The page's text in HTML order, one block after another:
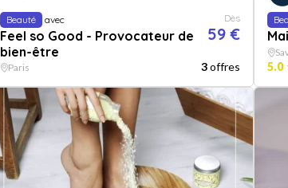
Beauté avec
Feel so Good - Provocateur de
bien-être
Dès
59 €
Paris 3offres 5.0